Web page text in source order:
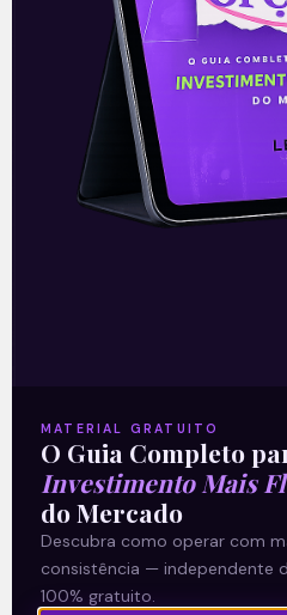
no período (mesma
pela Petrobras),
yield acima de 13 por
Seguimos positivos
——
Este conteúdo
Newsletter‘E
MATERIAL GRATUITO
O Guia Completo
Investimento Mais
do Mercado
Descubra como operar com
consistência — independente
100% gratuito.